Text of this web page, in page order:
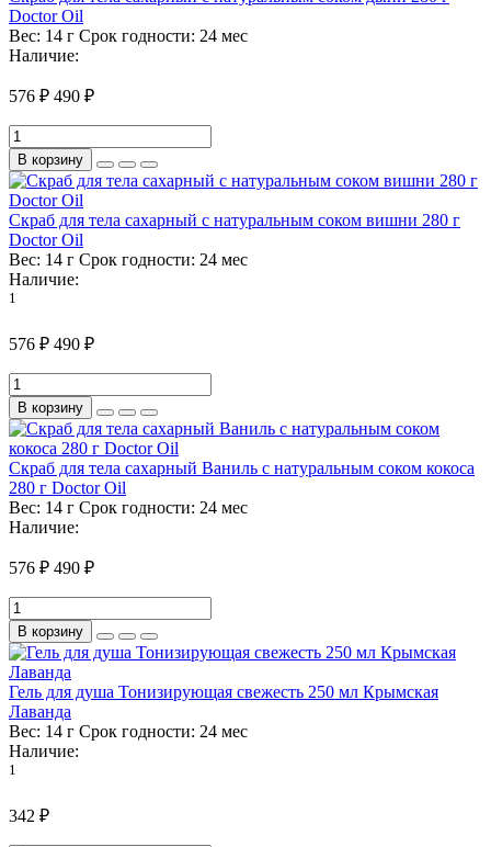
Doctor Oil
Вес: 14 г Срок годности: 24 мес
Наличие:
576 ₽ 490 ₽
В корзину
Скраб для тела сахарный с натуральным соком вишни 280 г
Doctor Oil
Вес: 14 г Срок годности: 24 мес
Наличие:
1
576 ₽ 490 ₽
В корзину
Скраб для тела сахарный Ваниль с натуральным соком кокоса
280 г Doctor Oil
Вес: 14 г Срок годности: 24 мес
Наличие:
576 ₽ 490 ₽
В корзину
Гель для душа Тонизирующая свежесть 250 мл Крымская
Лаванда
Вес: 14 г Срок годности: 24 мес
Наличие:
1
342 ₽